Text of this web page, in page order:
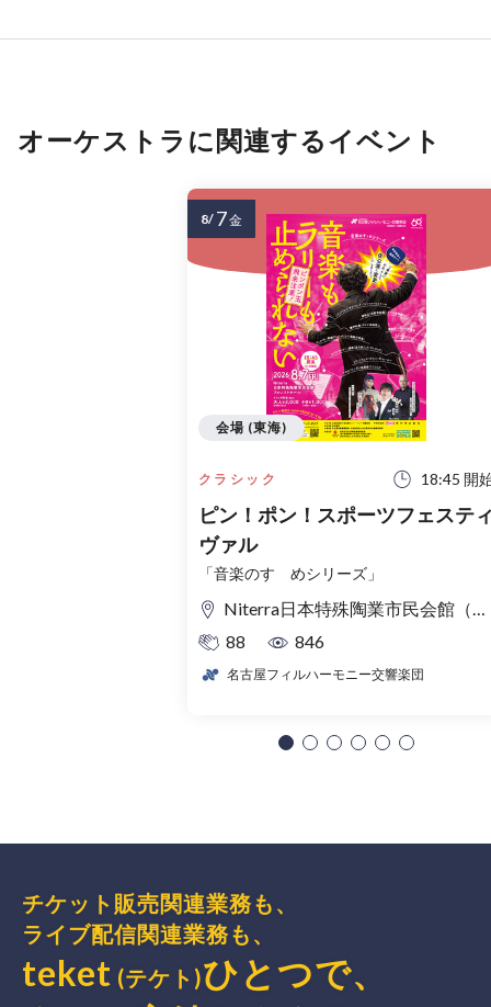
オーケストラに関連するイベント
クラシック 18:45 開
ピン！ポン！スポーツフェステ
ヴァル
「音楽のすゝめシリーズ」
Niterra日本特殊陶業市民会館（名古屋市民会館） フォレストホール
88
846
名古屋フィルハーモニー交響楽団
会場 (東海)
8/ 7金
チケット販売関連業務も、
ライブ配信関連業務も、
teket (テケト)ひとつで、